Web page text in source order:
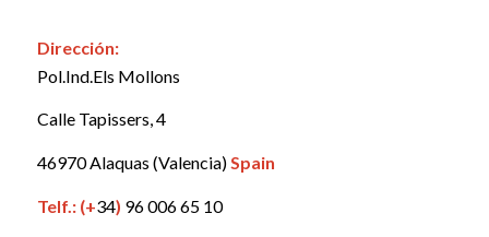
Dirección:
Pol.Ind.Els Mollons
Calle Tapissers, 4
46970 Alaquas (Valencia)Spain
Telf.: (+34) 96 006 65 10